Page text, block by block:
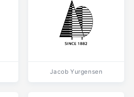
Jacob Yurgensen